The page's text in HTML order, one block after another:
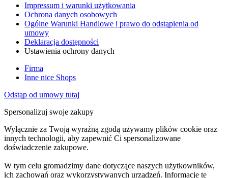
Impressum i warunki użytkowania
Ochrona danych osobowych
Ogólne Warunki Handlowe i prawo do odstąpienia od
umowy
Deklaracja dostępności
Ustawienia ochrony danych
Firma
Inne nice Shops
Odstąp od umowy tutaj
Spersonalizuj swoje zakupy
Wyłącznie za Twoją wyraźną zgodą używamy plików cookie oraz
innych technologii, aby zapewnić Ci spersonalizowane
doświadczenie zakupowe.
W tym celu gromadzimy dane dotyczące naszych użytkowników,
ich zachowań oraz wykorzystywanych urządzeń. Informacje te